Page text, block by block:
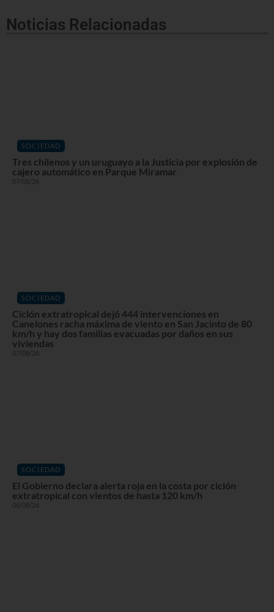
Noticias Relacionadas
SOCIEDAD
Tres chilenos y un uruguayo a la Justicia por explosión de
cajero automático en Parque Miramar
07/08/26
SOCIEDAD
Ciclón extratropical dejó 444 intervenciones en
Canelones racha máxima de viento en San Jacinto de 80
km/h y hay dos familias evacuadas por daños en sus
viviendas
07/08/26
SOCIEDAD
El Gobierno declara alerta roja en la costa por ciclón
extratropical con vientos de hasta 120 km/h
06/08/26